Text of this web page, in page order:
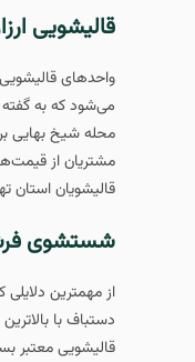
قالیشویی
واحدهای
می‌شود که به گفته
محله شیخ بهایی
مشتریان از
قالیشویان استان
شستشوی
از مهمترین
دستباف با
قالیشویی معتبر